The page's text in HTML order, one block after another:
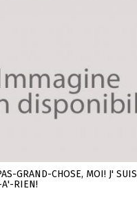
GRAND-CHOSE, MOI! J' SUIS
RIEN!